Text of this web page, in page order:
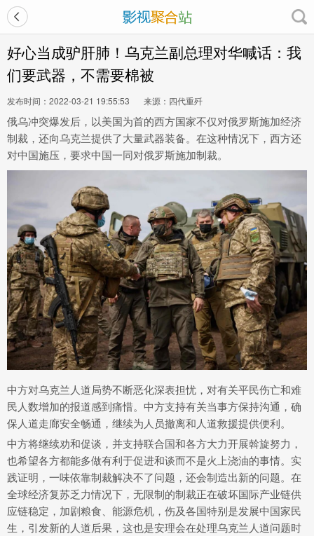
好心当成驴肝肺！乌克兰副总理对华喊话：我
们要武器，不需要棉被
发布时间：2022-03-21 19:55:53 来源：四代重歼
俄乌冲突爆发后，以美国为首的西方国家不仅对俄罗斯施加经济
制裁，还向乌克兰提供了大量武器装备。在这种情况下，西方还
对中国施压，要求中国一同对俄罗斯施加制裁。
中方对乌克兰人道局势不断恶化深表担忧，对有关平民伤亡和难
民人数增加的报道感到痛惜。中方支持有关当事方保持沟通，确
保人道走廊安全畅通，继续为人员撤离和人道救援提供便利。
中方将继续劝和促谈，并支持联合国和各方大力开展斡旋努力，
也希望各方都能多做有利于促进和谈而不是火上浇油的事情。实
践证明，一味依靠制裁解决不了问题，还会制造出新的问题。在
全球经济复苏乏力情况下，无限制的制裁正在破坏国际产业链供
应链稳定，加剧粮食、能源危机，伤及各国特别是发展中国家民
生，引发新的人道后果，这也是安理会在处理乌克兰人道问题时